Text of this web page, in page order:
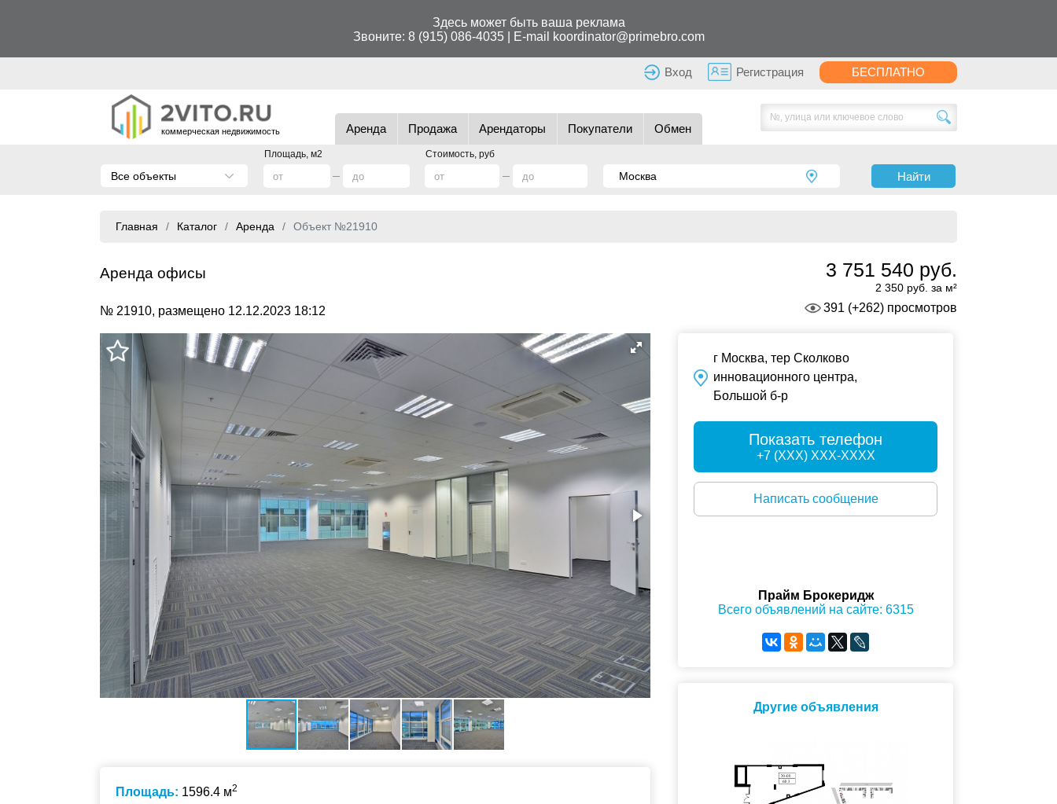
Здесь может быть ваша реклама
Звоните: 8 (915) 086-4035| E-mail koordinator@primebro.com
Вход Регистрация БЕСПЛАТНО
коммерческая недвижимость Аренда Продажа Арендаторы Покупатели Обмен
Площадь, м2 Стоимость, руб
Все объекты Найти
Главная Каталог Аренда Объект №21910
Аренда офисы
№ 21910, размещено 12.12.2023 18:12
3 751 540 руб.
2 350 руб. за м²
391 (+262) просмотров
Площадь: 1596.4 м2
г Москва, тер Сколково
инновационного центра,
Большой б-р
Показать телефон
+7 (XXX) XXX-XXXX
Написать сообщение
Прайм Брокеридж
Всего объявлений на сайте: 6315
Другие объявления